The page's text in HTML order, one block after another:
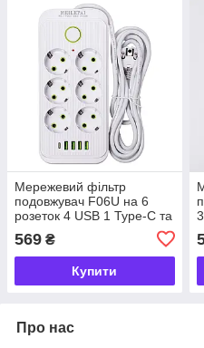
Мережевий фільтр
подовжувач F06U на 6
розеток 4 USB 1 Type-C та
кнопкою відключення 3 м
Білий HP-5-23
569 ₴
Купити
Про нас